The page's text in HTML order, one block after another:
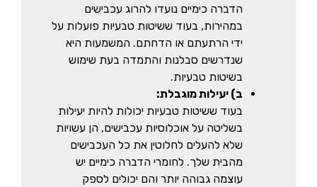
הדברה כימיים נועדו להרוג עכבישים
במהירות, בעוד ששיטות טבעיות פועלות על
ידי הרתעתם או הדחתם. המשמעות היא
שנדרשים סבלנות והתמדה בעת שימוש
בשיטות טבעיות.
ב) יעילות מוגבלת:
בעוד ששיטות טבעיות יכולות להיות יעילות
בשליטה על אוכלוסיות עכבישים, הן עשויות
שלא להעלים לחלוטין את כל העכבישים
מהבית שלך. לחומרי הדברה כימיים יש
עוצמה גבוהה יותר והם יכולים לספק